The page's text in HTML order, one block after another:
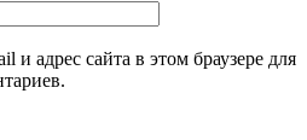
и адрес сайта в этом браузере для